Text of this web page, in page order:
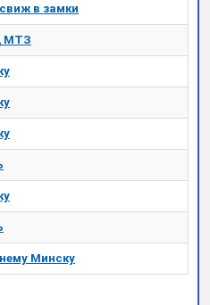
в замки
МТЗ
Минску